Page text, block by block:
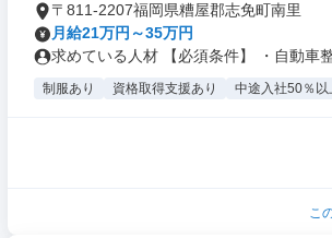
〒811-2207福岡県糟屋郡志免町南里
月給21万円～35万円
求めている人材 【必須条件】 ・自動車
制服あり 資格取得支援あり 中途入社50％以
こ